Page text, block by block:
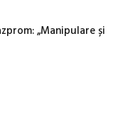
„Manipulare și